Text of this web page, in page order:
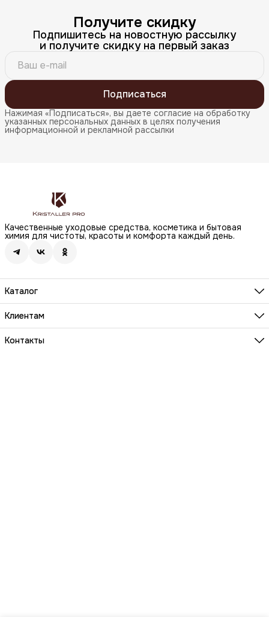
Получите скидку
Подпишитесь на новостную рассылку
и получите скидку на первый заказ
Подписаться
Нажимая «Подписаться», вы даете согласие на обработку
указанных персональных данных в целях получения
информационной и рекламной рассылки
Качественные уходовые средства, косметика и бытовая
химия для чистоты, красоты и комфорта каждый день.
Каталог
Бренды
Волосы
Макияж
Клиентам
О компании
Реквизиты
Контакты